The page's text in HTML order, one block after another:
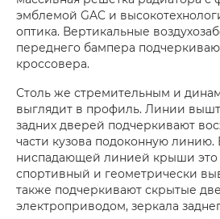
эмблемой GAC и
оптика. Вертикальные
переднего бампера
кроссовера.
Столь же стремительным и
выглядит в профиль. Линии
задних дверей подчеркивают
части кузова подоконную линию.
ниспадающей линией крыши
спортивный и геометрически
также подчеркивают скрытые
электроприводом, зеркала